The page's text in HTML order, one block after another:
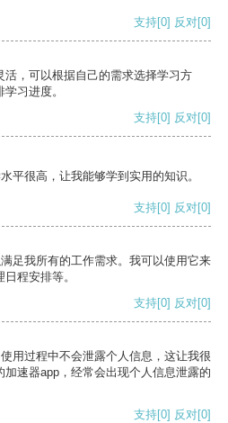
支持[0] 反对[0]
，可以根据自己的需求选择学习方
习进度。
支持[0] 反对[0]
平很高，让我能够学到实用的知识。
支持[0] 反对[0]
足我所有的工作需求。我可以使用它来
程安排等。
支持[0] 反对[0]
用过程中不会泄露个人信息，这让我很
速器app，经常会出现个人信息泄露的
支持[0] 反对[0]